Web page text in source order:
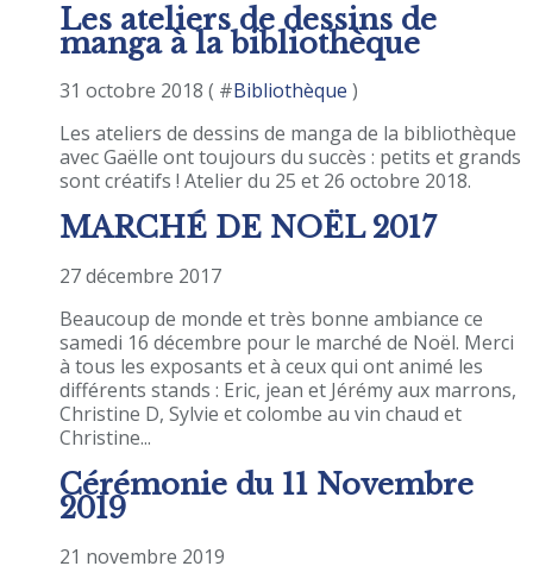
Les ateliers de dessins de
manga à la bibliothèque
31 octobre 2018 ( #Bibliothèque )
Les ateliers de dessins de manga de la bibliothèque
avec Gaëlle ont toujours du succès : petits et grands
sont créatifs ! Atelier du 25 et 26 octobre 2018.
MARCHÉ DE NOËL 2017
27 décembre 2017
Beaucoup de monde et très bonne ambiance ce
samedi 16 décembre pour le marché de Noël. Merci
à tous les exposants et à ceux qui ont animé les
différents stands : Eric, jean et Jérémy aux marrons,
Christine D, Sylvie et colombe au vin chaud et
Christine...
Cérémonie du 11 Novembre
2019
21 novembre 2019